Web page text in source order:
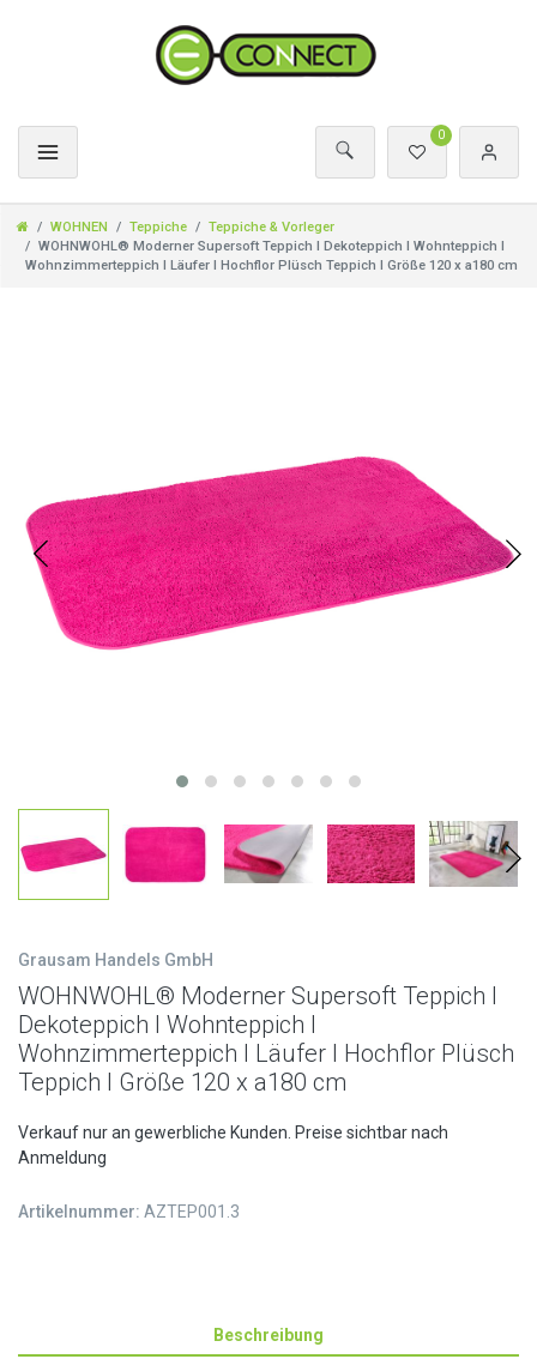
0
WOHNEN Teppiche
Teppiche & Vorleger
WOHNWOHL® Moderner Supersoft Teppich I Dekoteppich I Wohnteppich I
Wohnzimmerteppich I Läufer I Hochflor Plüsch Teppich I Größe 120 x a180 cm
Grausam Handels GmbH
WOHNWOHL® Moderner Supersoft Teppich I
Dekoteppich I Wohnteppich I
Wohnzimmerteppich I Läufer I Hochflor Plüsch
Teppich I Größe 120 x a180 cm
Verkauf nur an gewerbliche Kunden. Preise sichtbar nach
Anmeldung
Artikelnummer: AZTEP001.3
Beschreibung